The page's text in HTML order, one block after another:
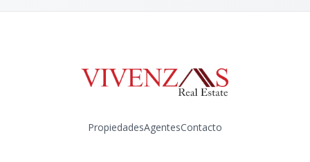
PropiedadesAgentesContacto